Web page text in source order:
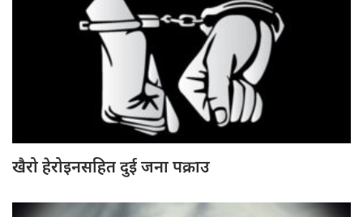
खैरो हेरोइनसहित दुई जना पक्राउ